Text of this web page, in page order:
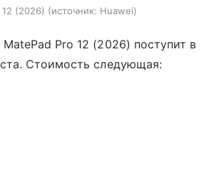
(2026) источник: Huawei
Pro 12 (2026) поступит в
Стоимость следующая: